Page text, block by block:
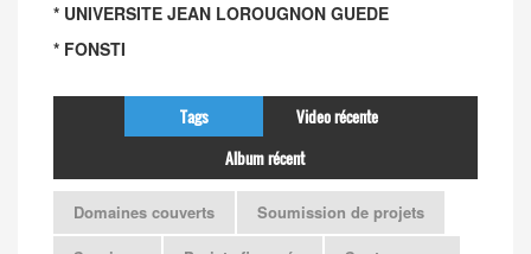
* UNIVERSITE JEAN LOROUGNON GUEDE
* FONSTI
Tags
Video récente
Album récent
Domaines couverts
Soumission de projets